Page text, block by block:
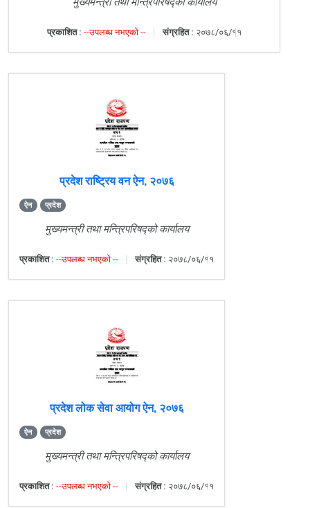
प्रकाशित : --उपलब्ध नभएको -- संग्रहित : २०७८/०६/११
प्रदेश राष्ट्रिय वन ऐन, २०७६
ऐन प्रदेश
मुख्यमन्त्री तथा मन्त्रिपरिषद्को कार्यालय
प्रकाशित : --उपलब्ध नभएको -- संग्रहित : २०७८/०६/११
प्रदेश लोक सेवा आयोग ऐन, २०७६
ऐन प्रदेश
मुख्यमन्त्री तथा मन्त्रिपरिषद्को कार्यालय
प्रकाशित : --उपलब्ध नभएको -- संग्रहित : २०७८/०६/११